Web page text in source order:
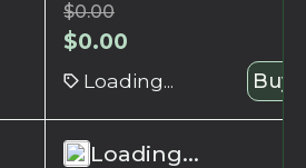
$0.00
$0.00
Loading... Buy
Loading...